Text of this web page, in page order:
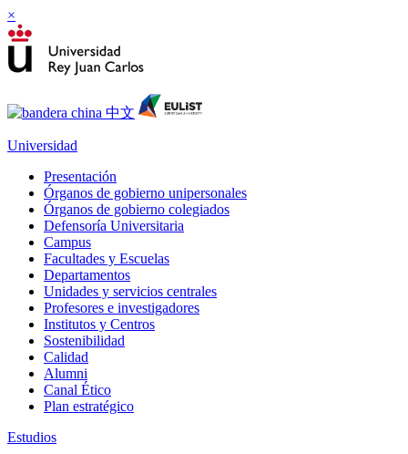
×
Universidad
Presentación
Órganos de gobierno unipersonales
Órganos de gobierno colegiados
Defensoría Universitaria
Campus
Facultades y Escuelas
Departamentos
Unidades y servicios centrales
Profesores e investigadores
Institutos y Centros
Sostenibilidad
Calidad
Alumni
Canal Ético
Plan estratégico
Estudios